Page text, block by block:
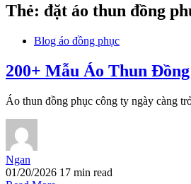
Thẻ: đặt áo thun đồng
Blog áo đồng phục
200+ Mẫu Áo Thun
Áo thun đồng phục công ty ngày càng
Ngan
01/20/2026 17 min read